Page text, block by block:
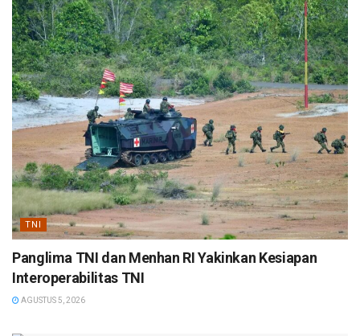
TNI
Panglima TNI dan Menhan RI Yakinkan Kesiapan
Interoperabilitas TNI
AGUSTUS 5, 2026